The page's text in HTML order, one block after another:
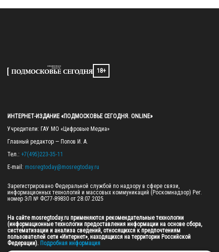
18+
ИНТЕРНЕТ-ИЗДАНИЕ «ПОДМОСКОВЬЕ СЕГОДНЯ. ONLINE»
Учредители: ГАУ МО «Цифровые Медиа»
Главный редактор — Попов И. А.
Тел.: +7(495)223-35-11
E-mail: mosregtoday@mosregtoday.ru
Зарегистрировано Федеральной службой по надзору в сфере связи,
информационных технологий и массовых коммуникаций (Роскомнадзор) Рег.
номер ЭЛ № ФС77-89830 от 28.07.2025
На сайте mosregtoday.ru применяются рекомендательные технологии
(информационные технологии предоставления информации на основе сбора,
систематизации и анализа сведений, относящихся к предпочтениям
пользователей сети «Интернет», находящихся на территории Российской
Федерации). Подробная информация